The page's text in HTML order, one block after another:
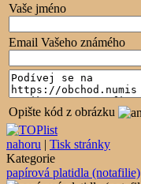
Vaše jméno
Email Vašeho známého
Opište kód z obrázku
nahoru | Tisk stránky
Kategorie
papírová platidla (notafilie)